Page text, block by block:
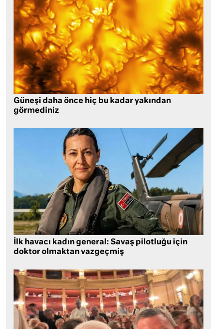
Güneşi daha önce hiç bu kadar yakından
görmediniz
İlk havacı kadın general: Savaş pilotluğu için
doktor olmaktan vazgeçmiş